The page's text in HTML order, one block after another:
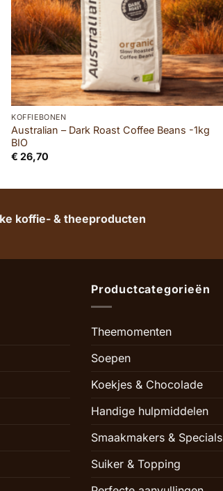
KOFFIEBONEN
Australian – Dark Roast Coffee Beans -1kg
BIO
€ 26,70
koffie- & theeproducten
Productcategorieën
Theemomenten
Soepen
Koekjes & Chocolade
Handige hulpmiddelen
Smaakmakers & Specials
Suiker & Topping